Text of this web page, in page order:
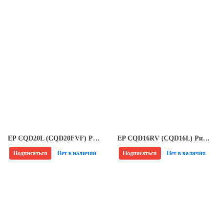
EP CQD20L (CQD20FVF) Ричтрак
Подписаться Нет в наличии
EP CQD16RV (CQD16L) Ричтрак
Подписаться Нет в наличии